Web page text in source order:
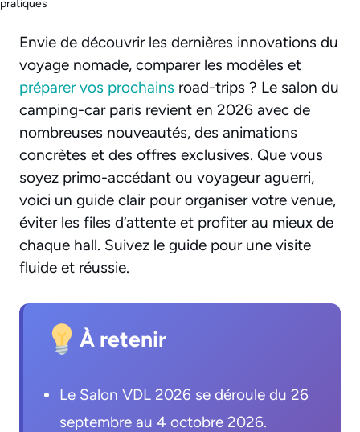
pratiques
Envie de découvrir les dernières innovations du
voyage nomade, comparer les modèles et
préparer vos prochains road-trips ? Le salon du
camping-car paris revient en 2026 avec de
nombreuses nouveautés, des animations
concrètes et des offres exclusives. Que vous
soyez primo-accédant ou voyageur aguerri,
voici un guide clair pour organiser votre venue,
éviter les files d’attente et profiter au mieux de
chaque hall. Suivez le guide pour une visite
fluide et réussie.
À retenir
Le Salon VDL 2026 se déroule du 26
septembre au 4 octobre 2026.